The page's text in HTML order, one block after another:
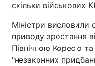
скільки військових
Міністри висловили
приводу зростання
Північною Кореєю
"незаконних